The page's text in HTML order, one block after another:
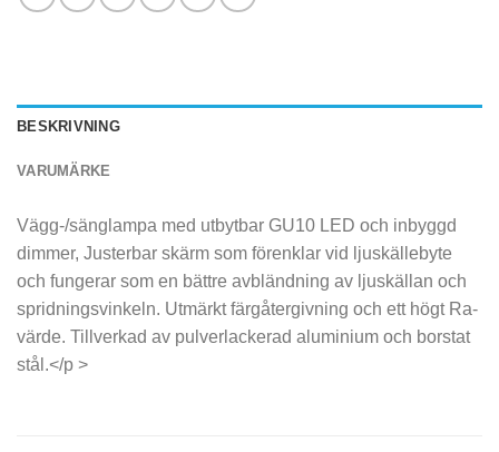
BESKRIVNING
VARUMÄRKE
Vägg-/sänglampa med utbytbar GU10 LED och inbyggd
dimmer, Justerbar skärm som förenklar vid ljuskällebyte
och fungerar som en bättre avbländning av ljuskällan och
spridningsvinkeln. Utmärkt färgåtergivning och ett högt Ra-
värde. Tillverkad av pulverlackerad aluminium och borstat
stål.</p >